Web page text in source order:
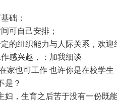
础；
可自己安排；
的组织能力与人际关系，欢迎
感兴趣，：加我细谈
家也可工作 也许你是在校学
是？
妇，生育之后苦于没有一份既